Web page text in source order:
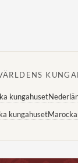
kungahuset
kungahuset